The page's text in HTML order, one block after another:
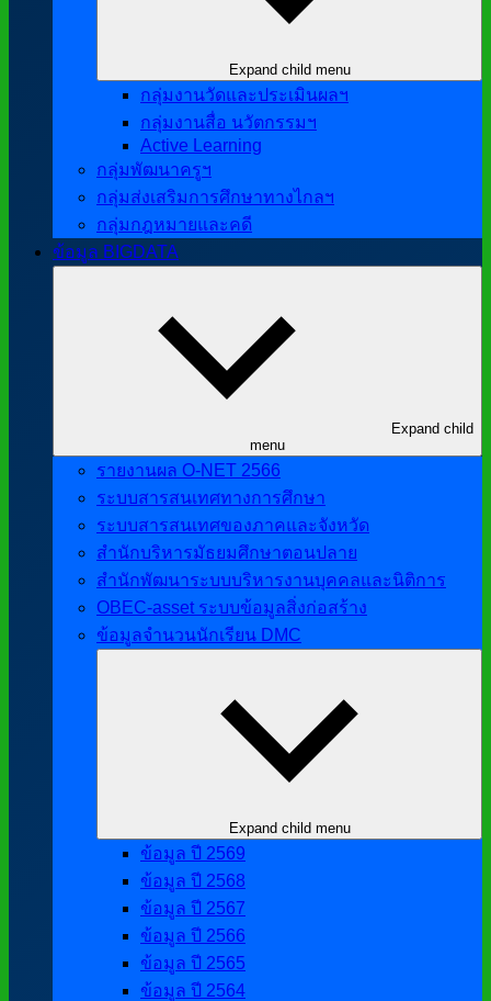
Expand child menu
กลุ่มงานวัดและประเมินผลฯ
กลุ่มงานสื่อ นวัตกรรมฯ
Active Learning
กลุ่มพัฒนาครูฯ
กลุ่มส่งเสริมการศึกษาทางไกลฯ
กลุ่มกฎหมายและคดี
ข้อมูล BIGDATA
Expand child
menu
รายงานผล O-NET 2566
ระบบสารสนเทศทางการศึกษา
ระบบสารสนเทศของภาคและจังหวัด
สำนักบริหารมัธยมศึกษาตอนปลาย
สำนักพัฒนาระบบบริหารงานบุคคลและนิติการ
OBEC-asset ระบบข้อมูลสิ่งก่อสร้าง
ข้อมูลจำนวนนักเรียน DMC
Expand child menu
ข้อมูล ปี 2569
ข้อมูล ปี 2568
ข้อมูล ปี 2567
ข้อมูล ปี 2566
ข้อมูล ปี 2565
ข้อมูล ปี 2564